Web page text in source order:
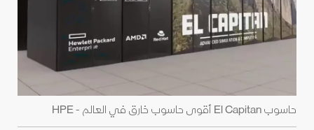
حاسوب El Capitan أقوى حاسوب خارق في العالم - HPE